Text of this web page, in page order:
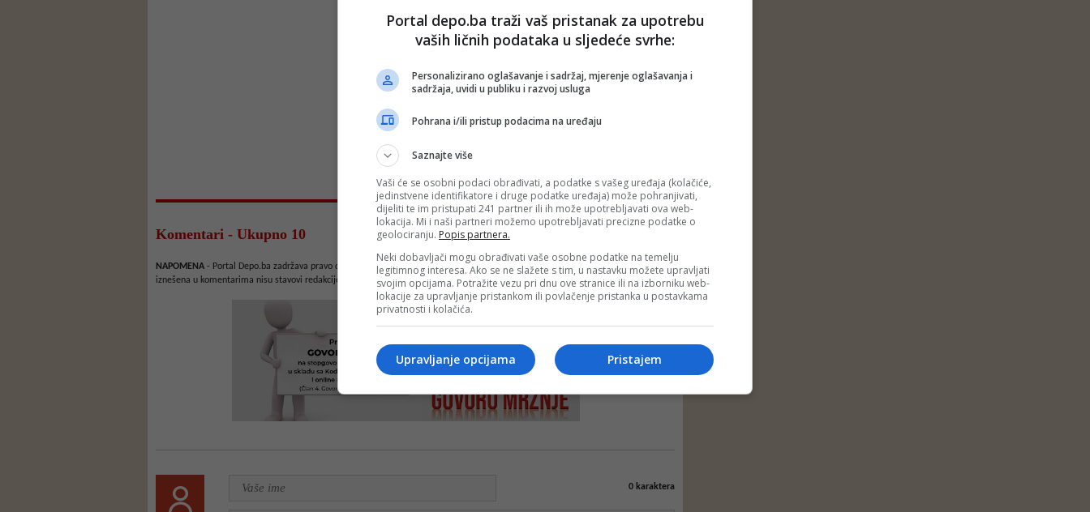
Komentari - Ukupno 10
NAPOMENA - Portal Depo.ba zadržava pravo da obriše neprimjereni dio ili cijeli komentar bez najave i objašnjenja. Mišljenja
iznešena u komentarima nisu stavovi redakcije web portala Depo.ba!
0karaktera
Portal depo.ba traži vaš pristanak za upotrebu
vaših ličnih podataka u sljedeće svrhe:
Personalizirano oglašavanje i sadržaj, mjerenje oglašavanja i
sadržaja, uvidi u publiku i razvoj usluga
Pohrana i/ili pristup podacima na uređaju
Saznajte više
Vaši će se osobni podaci obrađivati, a podatke s vašeg uređaja (kolačiće,
jedinstvene identifikatore i druge podatke uređaja) može pohranjivati,
dijeliti te im pristupati 241 partner ili ih može upotrebljavati ova web-
lokacija. Mi i naši partneri možemo upotrebljavati precizne podatke o
geolociranju. Popis partnera.
Neki dobavljači mogu obrađivati vaše osobne podatke na temelju
legitimnog interesa. Ako se ne slažete s tim, u nastavku možete upravljati
svojim opcijama. Potražite vezu pri dnu ove stranice ili na izborniku web-
lokacije za upravljanje pristankom ili povlačenje pristanka u postavkama
privatnosti i kolačića.
Pristajem
Upravljanje opcijama